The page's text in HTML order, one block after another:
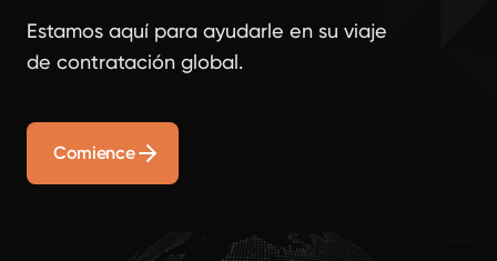
Estamos aquí para ayudarle en su viaje
de contratación global.
Comience